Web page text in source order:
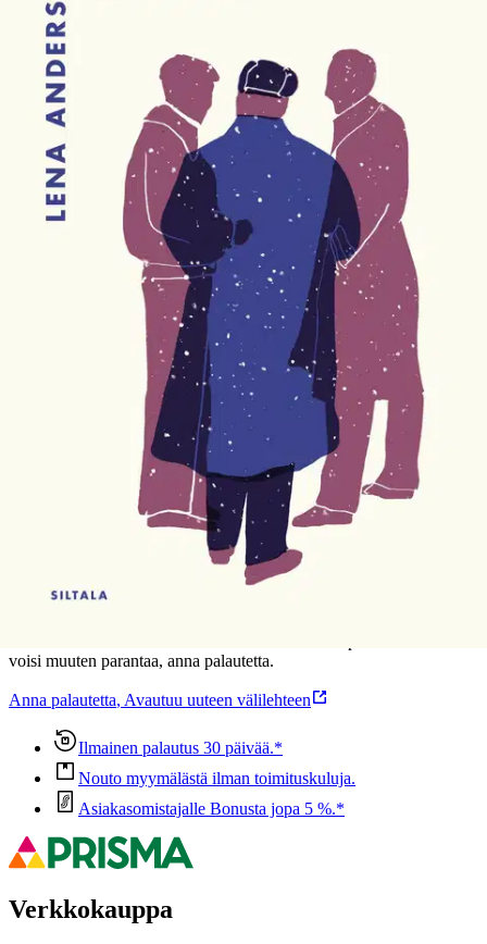
Ei saatavilla
Tuotekuvaus
Helmikuisena 1980-luvun iltana Carl Stjärne, maan johtava
poliitikko, ammutaan pääkaupungin kadulla. Poliisipäällikkö Rolf
Utterström vastaa surmatyön tutkinnasta, mutta tekijää ei koskaan
saada selville. Kolmekymmentä vuotta myöhemmin tutkiva
journalisti Roger Lilja päättää kirjoittaa mysteeriksi jääneestä
surmatyöstä. Pian häneen ottaa yhteyttä salaperäinen tietolähde,
murhatapauksen vaiheet perusteellisesti tunteva juristi.
Mitä todella
tapahtui muutamaa kuukautta ennen murhaa, kun poliittisen
valtaeliitin jäsenet kokoontuivat Ranskassa? Silmäätekevät-
teoksessaan Lena Andersson tutkii tuotantonsa keskeistä teemaa:
kansankodin ideologiaa ja sen vähittäistä hajoamista.
tuotekuvausta
Ominaisuudet
Oletko tyytyväinen tuotetietoihin?
voisi muuten parantaa, anna palautetta.
Anna palautetta, Avautuu uuteen välilehteen
Ilmainen palautus 30 päivää.*
Nouto myymälästä ilman toimituskuluja.
Asiakasomistajalle Bonusta jopa 5 %.*
Verkkokauppa